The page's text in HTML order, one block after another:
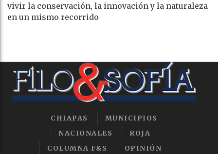
vivir la conservación, la innovación y la naturaleza
en un mismo recorrido
CHIAPAS
MUNICIPIOS
NACIONALES
ROJA
COLUMNA F&S
OPINIÓN